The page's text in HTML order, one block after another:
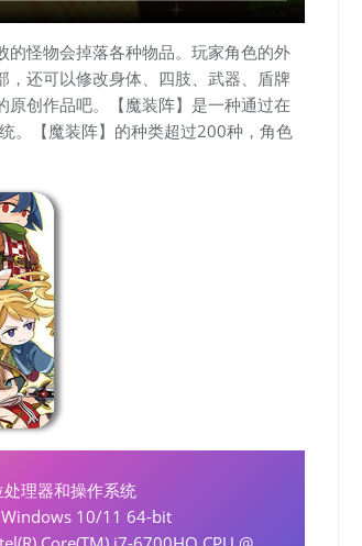
怪物会掉落各种物品。玩家角色的外
还可以修改身体、四肢、武器、盾牌
创作品吧。【魔装阵】是一种通过在
。【魔装阵】的种类超过200种，角色
理器和操作系统
10/11 64-bit